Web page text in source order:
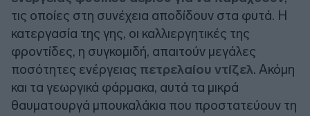
τις οποίες στη συνέχεια αποδίδουν στα φυτά. Η
κατεργασία της γης, οι καλλιεργητικές της
φροντίδες, η συγκομιδή, απαιτούν μεγάλες
ποσότητες ενέργειας πετρελαίου ντίζελ. Ακόμη
και τα γεωργικά φάρμακα, αυτά τα μικρά
θαυματουργά μπουκαλάκια που προστατεύουν τη